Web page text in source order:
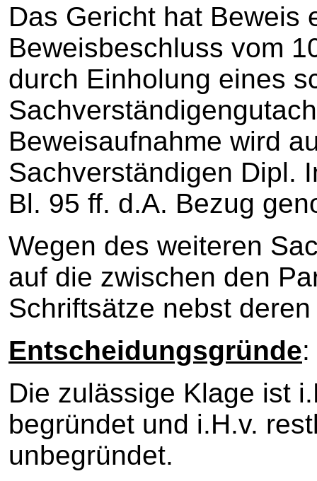
Das Gericht hat Beweis
Beweisbeschluss vom
durch Einholung eines
Beweisaufnahme wird
Sachverständigen Dipl.
Bl. 95 ff. d.A. Bezug
Wegen des weiteren
auf die zwischen den
Schriftsätze nebst
Entscheidungsgründe:
Die zulässige Klage ist
begründet und i.H.v.
unbegründet.